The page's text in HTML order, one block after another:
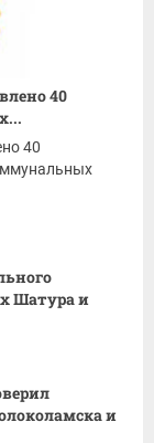
40
40
Шатура и
и